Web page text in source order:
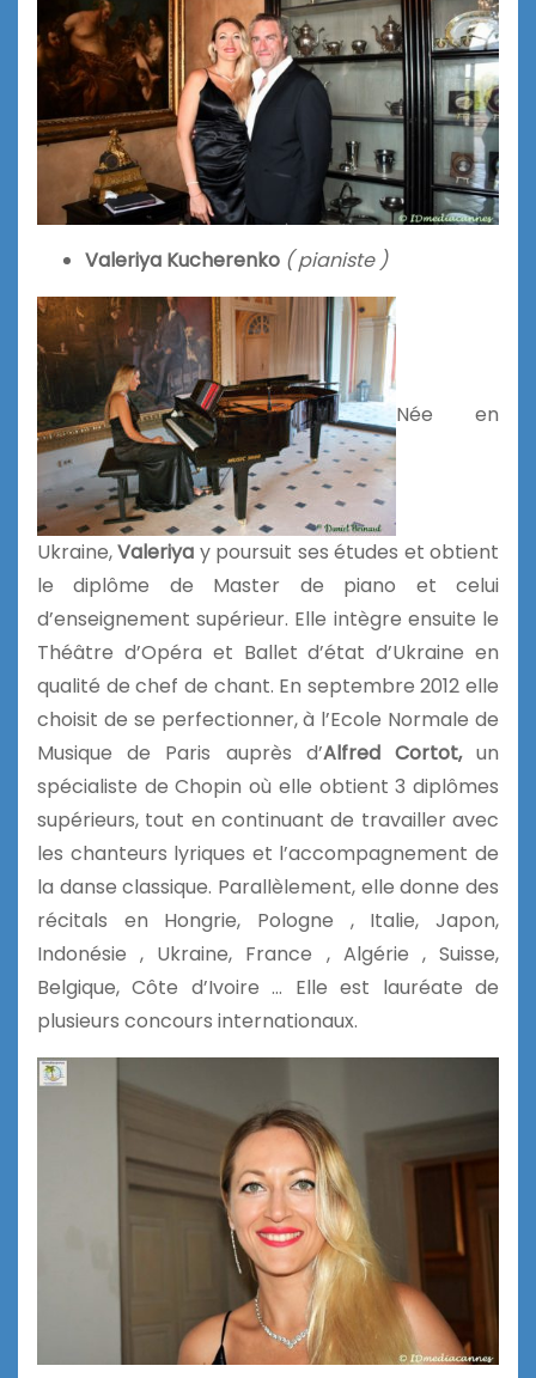
Valeriya Kucherenko ( pianiste )
Née en
Ukraine,Valeriya y poursuit ses études et obtient
le diplôme de Master de piano et celui
d’enseignement supérieur. Elle intègre ensuite le
Théâtre d’Opéra et Ballet d’état d’Ukraine en
qualité de chef de chant. En septembre 2012 elle
choisit de se perfectionner, à l’Ecole Normale de
Musique de Paris auprès d’Alfred Cortot,un
spécialiste de Chopin où elle obtient 3 diplômes
supérieurs, tout en continuant de travailler avec
les chanteurs lyriques et l’accompagnement de
la danse classique. Parallèlement, elle donne des
récitals en Hongrie, Pologne , Italie, Japon,
Indonésie , Ukraine, France , Algérie , Suisse,
Belgique, Côte d’Ivoire … Elle est lauréate de
plusieurs concours internationaux.